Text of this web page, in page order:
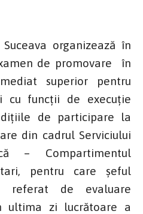
organizează în
de promovare în
superior pentru
cu funcții de execuţie
de participare la
din cadrul Serviciului
– Compartimentul
pentru care șeful
referat de evaluare
ultima zi lucrătoare a